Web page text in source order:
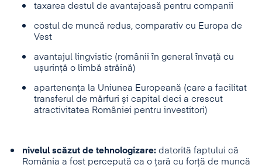
taxarea destul de avantajoasă pentru companii
costul de muncă redus, comparativ cu Europa de
Vest
avantajul lingvistic (românii în general învață cu
ușurință o limbă străină)
apartenența la Uniunea Europeană (care a facilitat
transferul de mărfuri și capital deci a crescut
atractivitatea României pentru investitori)
nivelul scăzut de tehnologizare: datorită faptului că
România a fost percepută ca o țară cu forță de muncă